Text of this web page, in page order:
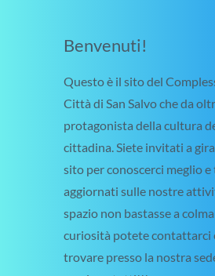
Benvenuti!
Questo è il sito del
Città di San Salvo che da
protagonista della cultura
cittadina. Siete invitati a
sito per conoscerci meglio
aggiornati sulle nostre
spazio non bastasse a
curiosità potete contattarci
trovare presso la nostra